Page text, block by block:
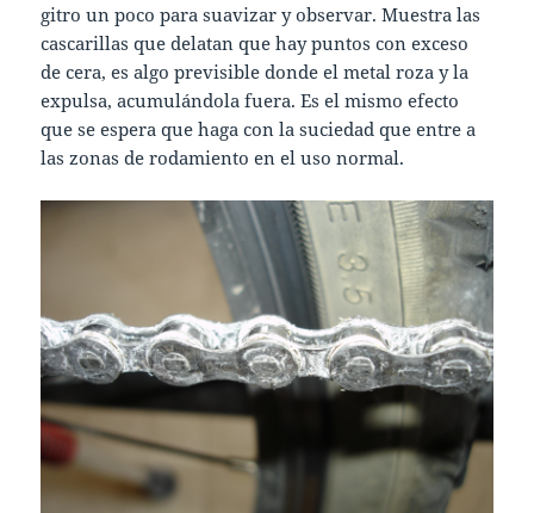
gitro un poco para suavizar y observar. Muestra las
cascarillas que delatan que hay puntos con exceso
de cera, es algo previsible donde el metal roza y la
expulsa, acumulándola fuera. Es el mismo efecto
que se espera que haga con la suciedad que entre a
las zonas de rodamiento en el uso normal.